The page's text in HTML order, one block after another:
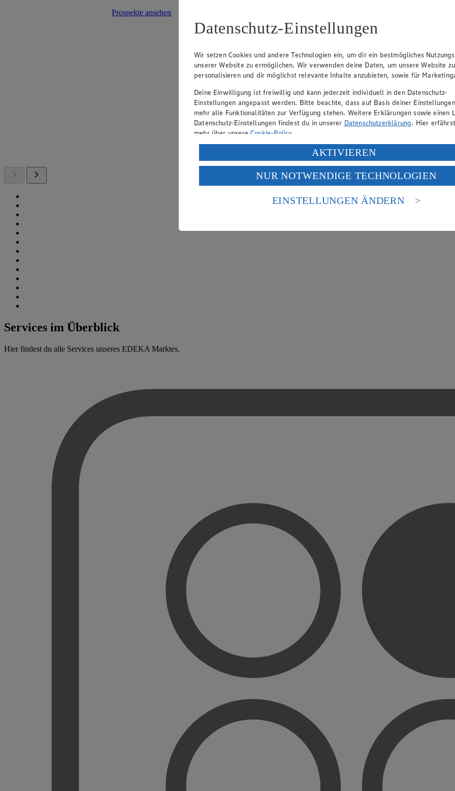
Prospekte ansehen
versch. Kocheigenschaften, aus
aus
Services im Überblick
Hier findest du alle Services unseres EDEKA Marktes.
Datenschutz-Einstellungen
Wir setzen Cookies und andere Technologien ein, um dir ein bestmögliches
unserer Website zu ermöglichen. Wir verwenden deine Daten, um unsere Website zu
personalisieren und dir möglichst relevante Inhalte anzubieten, sowie für
Deine Einwilligung ist freiwillig und kann jederzeit individuell in den Datenschutz-
Einstellungen angepasst werden. Bitte beachte, dass auf Basis deiner
mehr alle Funktionalitäten zur Verfügung stehen. Weitere Erklärungen sowie einen
Datenschutz-Einstellungen findest du in unserer Datenschutzerklärung. Hier
mehr über unsereCookie-Policy.
Verarbeitung deiner personenbezogenen Daten in den USA durch Facebook und
Wenn du auf „Aktivieren“ klickst, willigst du im Sinne des Art. 49 Abs. 1 Satz 1 lit.
ein, dass deine Daten in den USA verarbeitet werden. Der EuGH sieht die USA als
einem nach europäischen Standards nicht angemessenen Datenschutzniveau an. Es
Risiko eines Zugriffs durch US-amerikanische Behörden.
AKTIVIEREN
NUR NOTWENDIGE TECHNOLOGIEN
EINSTELLUNGEN ÄNDERN